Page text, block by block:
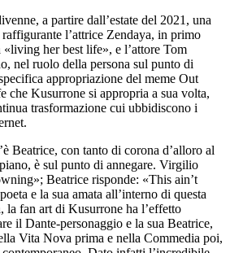
a partire dall’estate del 2021, una
l’attrice Zendaya, in primo
«living her best life», e l’attore Tom
nel ruolo della persona sul punto di
appropriazione del meme Out
che Kusurrone si appropria a sua volta,
trasformazione cui ubbidiscono i
’è Beatrice, con tanto di corona d’alloro al
è sul punto di annegare. Virgilio
Beatrice risponde: «This ain’t
e la sua amata all’interno di questa
la fan art di Kusurrone ha l’effetto
il Dante-personaggio e la sua Beatrice,
Vita Nova prima e nella Commedia poi,